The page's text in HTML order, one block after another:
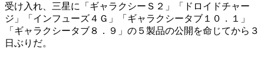
受け入れ、三星に「ギャラクシーＳ２」「ドロイドチャー
ジ」「インフューズ４Ｇ」「ギャラクシータブ１０．１」
「ギャラクシータブ８．９」の５製品の公開を命じてから３
日ぶりだ。